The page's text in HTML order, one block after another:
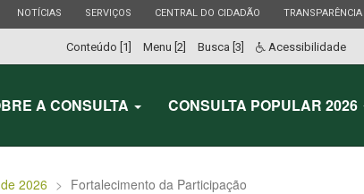
ESTADO
NOTÍCIAS ESTADO
SERVIÇOS ESTADO
CENTRAL DO CIDADÃO ESTADO
TRANSPARÊNCIA
Conteúdo [1] Menu [2] Busca [3] Acessibilidade
A CONSULTA CONSULTA POPULAR 2026
2026 Fortalecimento da Participação